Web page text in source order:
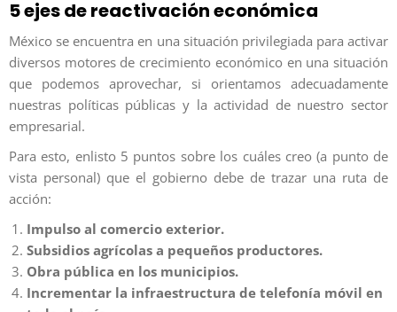
5 ejes de reactivación económica
México se encuentra en una situación privilegiada para activar
diversos motores de crecimiento económico en una situación
que podemos aprovechar, si orientamos adecuadamente
nuestras políticas públicas y la actividad de nuestro sector
empresarial.
Para esto, enlisto 5 puntos sobre los cuáles creo (a punto de
vista personal) que el gobierno debe de trazar una ruta de
acción:
Impulso al comercio exterior.
Subsidios agrícolas a pequeños productores.
Obra pública en los municipios.
Incrementar la infraestructura de telefonía móvil en